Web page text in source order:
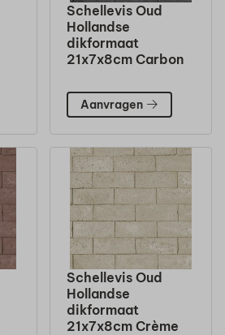
Schellevis Oud
Hollandse
dikformaat
21x7x8cm Carbon
Aanvragen
Schellevis Oud
Hollandse
dikformaat
21x7x8cm Crème